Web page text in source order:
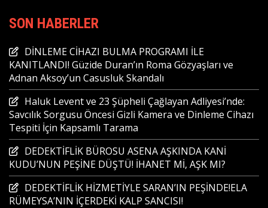
SON HABERLER
DİNLEME CİHAZI BULMA PROGRAMI İLE
KANITLANDI! Güzide Duran’ın Roma Gözyaşları ve
Adnan Aksoy’un Casusluk Skandalı
Haluk Levent ve 23 Şüpheli Çağlayan Adliyesi’nde:
Savcılık Sorgusu Öncesi Gizli Kamera ve Dinleme Cihazı
Tespiti İçin Kapsamlı Tarama
DEDEKTİFLİK BÜROSU ASENA AŞKINDA KANİ
KUDU’NUN PEŞİNE DÜŞTÜ! İHANET Mİ, AŞK MI?
DEDEKTİFLİK HİZMETİYLE SARAN’IN PEŞİNDE!ELA
RÜMEYSA’NIN İÇERDEKİ KALP SANCISI!